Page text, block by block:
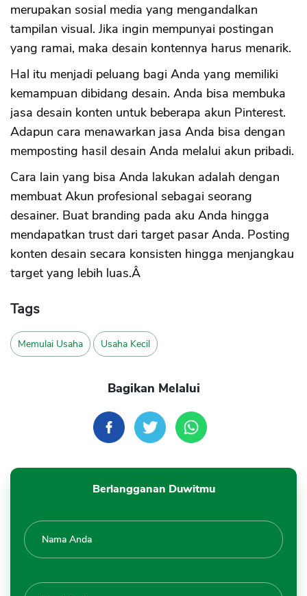
merupakan sosial media yang mengandalkan
tampilan visual. Jika ingin mempunyai postingan
yang ramai, maka desain kontennya harus menarik.
Hal itu menjadi peluang bagi Anda yang memiliki
kemampuan dibidang desain. Anda bisa membuka
jasa desain konten untuk beberapa akun Pinterest.
Adapun cara menawarkan jasa Anda bisa dengan
memposting hasil desain Anda melalui akun pribadi.
Cara lain yang bisa Anda lakukan adalah dengan
membuat Akun profesional sebagai seorang
desainer. Buat branding pada aku Anda hingga
mendapatkan trust dari target pasar Anda. Posting
konten desain secara konsisten hingga menjangkau
target yang lebih luas.Â
Tags
Memulai Usaha Usaha Kecil
Bagikan Melalui
Berlangganan Duwitmu